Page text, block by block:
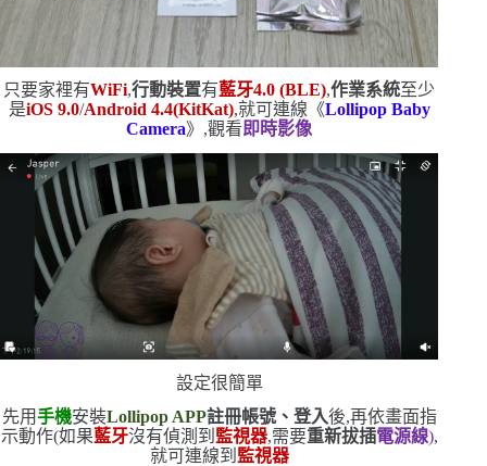
只要家裡有WiFi,行動裝置有藍牙4.0 (BLE),作業系統至少
是iOS 9.0/Android 4.4(KitKat),就可連線《Lollipop Baby
Camera》,觀看 即時影像
設定很簡單
先用手機安裝Lollipop APP註冊帳號、登入後,再依畫面指
示動作(如果藍牙沒有偵測到 監視器,需要重新拔插電源線),
就可連線到 監視器